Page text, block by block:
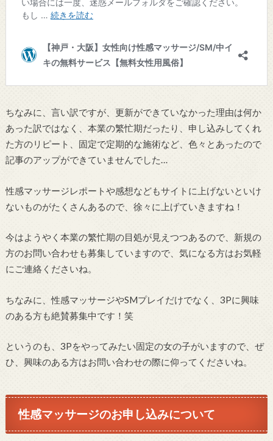
ちなみに、言い訳ですが、更新ができていなかった理由は何か
あった訳ではなく、本業の繁忙期だったり、申し込みしてくれ
た方のリピート、固定で定期的な施術など、色々とあったので
記事のアップができていませんでした…
性感マッサージレポートや感想などもサイトに上げないといけ
ないものがたくさんあるので、徐々に上げていきますね！
今はようやく本業の繁忙期の目処が見えつつあるので、新規の
方のお問い合わせも募集していますので、気になる方はお気軽
にご連絡くださいね。
ちなみに、性感マッサージやSMプレイだけでなく、3Pに興味
のある方も絶賛募集中です！笑
というのも、3Pをやってみたい固定の女の子がいますので、ぜ
ひ、興味のある方はお問い合わせの際に仰ってくださいね。
性感マッサージのお申し込みについて